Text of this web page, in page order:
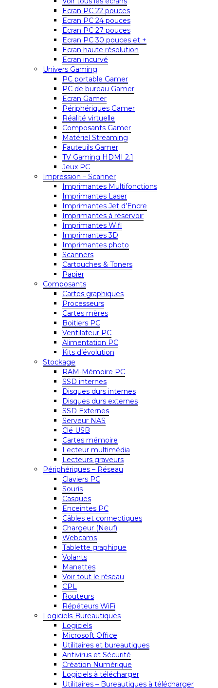
Ecran PC 22 pouces
Ecran PC 24 pouces
Ecran PC 27 pouces
Ecran PC 30 pouces et +
Ecran haute résolution
Ecran incurvé
Univers Gaming
PC portable Gamer
PC de bureau Gamer
Ecran Gamer
Périphériques Gamer
Réalité virtuelle
Composants Gamer
Matériel Streaming
Fauteuils Gamer
TV Gaming HDMI 2.1
Jeux PC
Impression – Scanner
Imprimantes Multifonctions
Imprimantes Laser
Imprimantes Jet d’Encre
Imprimantes à réservoir
Imprimantes Wifi
Imprimantes 3D
Imprimantes photo
Scanners
Cartouches & Toners
Papier
Composants
Cartes graphiques
Processeurs
Cartes mères
Boitiers PC
Ventilateur PC
Alimentation PC
Kits d’évolution
Stockage
RAM-Mémoire PC
SSD internes
Disques durs internes
Disques durs externes
SSD Externes
Serveur NAS
Clé USB
Cartes mémoire
Lecteur multimédia
Lecteurs graveurs
Périphériques – Réseau
Claviers PC
Souris
Casques
Enceintes PC
Câbles et connectiques
Chargeur (Neuf)
Webcams
Tablette graphique
Volants
Manettes
Voir tout le réseau
CPL
Routeurs
Répéteurs WiFi
Logiciels-Bureautiques
Logiciels
Microsoft Office
Utilitaires et bureautiques
Antivirus et Sécurité
Création Numérique
Logiciels à télécharger
Utilitaires – Bureautiques à télécharger